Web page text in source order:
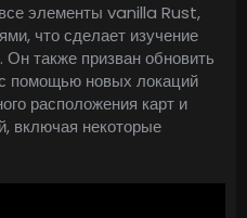
элементы vanilla Rust,
что сделает изучение
также призван обновить
помощью новых локаций
расположения карт и
включая некоторые